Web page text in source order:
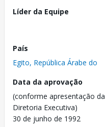
Líder da Equipe
País
Egito, República Árabe do
Data da aprovação
(conforme apresentação da
Diretoria Executiva)
30 de junho de 1992